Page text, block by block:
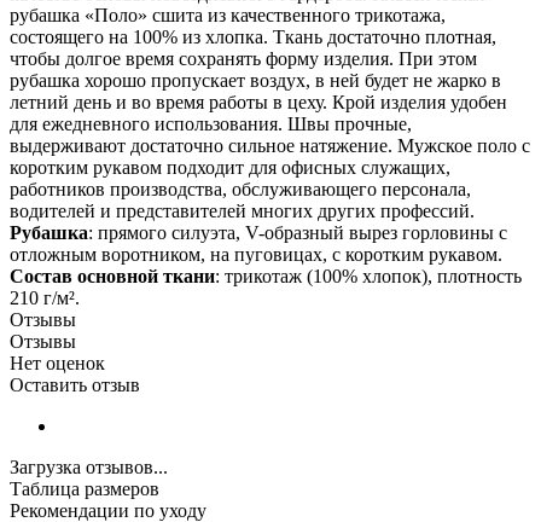
рубашка «Поло» сшита из качественного трикотажа,
состоящего на 100% из хлопка. Ткань достаточно плотная,
чтобы долгое время сохранять форму изделия. При этом
рубашка хорошо пропускает воздух, в ней будет не жарко в
летний день и во время работы в цеху. Крой изделия удобен
для ежедневного использования. Швы прочные,
выдерживают достаточно сильное натяжение. Мужское поло с
коротким рукавом подходит для офисных служащих,
работников производства, обслуживающего персонала,
водителей и представителей многих других профессий.
Рубашка: прямого силуэта, V-образный вырез горловины с
отложным воротником, на пуговицах, с коротким рукавом.
Состав основной ткани: трикотаж (100% хлопок), плотность
210 г/м².
Отзывы
Отзывы
Нет оценок
Оставить отзыв
Загрузка отзывов...
Таблица размеров
Рекомендации по уходу